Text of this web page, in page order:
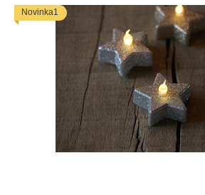
Novinka1